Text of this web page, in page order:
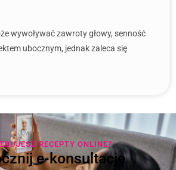
wywoływać zawroty głowy, senność
ubocznym, jednak zaleca się
RECEPTY ONLINE?
e-konsultację